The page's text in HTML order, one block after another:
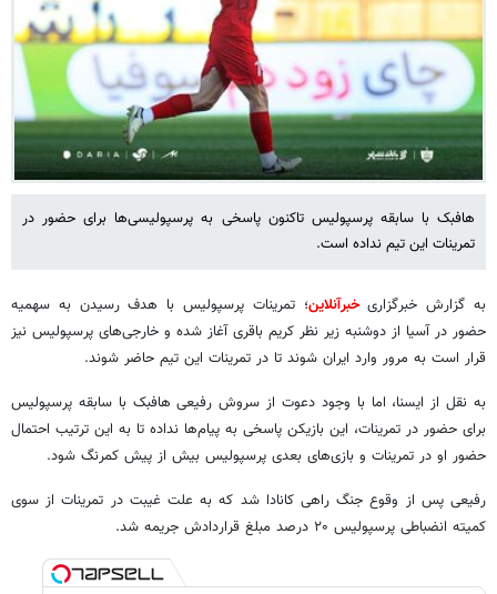
هافبک با سابقه پرسپولیس تاکنون پاسخی به پرسپولیسی‌ها برای حضور در
تمرینات این تیم نداده است.
به گزارش خبرگزاریخبرآنلاین؛ تمرینات پرسپولیس با هدف رسیدن به سهمیه
حضور در آسیا از دوشنبه زیر نظر کریم باقری آغاز شده و خارجی‌های پرسپولیس نیز
قرار است به مرور وارد ایران شوند تا در تمرینات این تیم حاضر شوند.
به نقل از ایسنا، اما با وجود دعوت از سروش رفیعی هافبک با سابقه پرسپولیس
برای حضور در تمرینات، این بازیکن پاسخی به پیام‌ها نداده تا به این ترتیب احتمال
حضور او در تمرینات و بازی‌های بعدی پرسپولیس بیش از پیش کمرنگ شود.
رفیعی پس از وقوع جنگ راهی کانادا شد که به علت غیبت در تمرینات از سوی
کمیته انضباطی پرسپولیس ۲۰ درصد مبلغ قراردادش جریمه شد.